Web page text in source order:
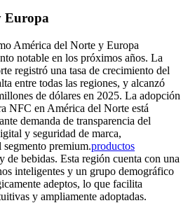
Europa
América del Norte y Europa
notable en los próximos años. La
registró una tasa de crecimiento del
entre todas las regiones, y alcanzó
de dólares en 2025. La adopción
NFC en América del Norte está
demanda de transparencia del
y seguridad de marca,
premium.productos
de bebidas. Esta región cuenta con una
inteligentes y un grupo demográfico
adeptos, lo que facilita
y ampliamente adoptadas.